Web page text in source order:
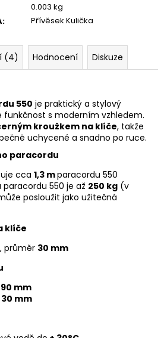
0.003 kg
: Přívěsek Kulička
(4) Hodnocení Diskuze
550 je praktický a stylový
funkčnost s moderním vzhledem.
kroužkem na klíče, takže
uchycené a snadno po ruce.
paracordu
cca 1,3 mparacordu 550
550 je až 250 kg (v
posloužit jako užitečná
klíče
průměr 30 mm
90 mm
30 mm